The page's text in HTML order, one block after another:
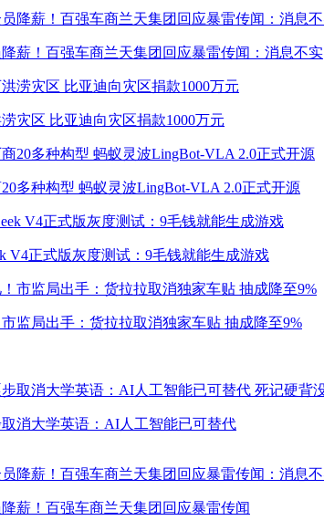
薪！百强车商兰天集团回应暴雷传闻：消息不实
灾区 比亚迪向灾区捐款1000万元
多种构型 蚂蚁灵波LingBot-VLA 2.0正式开源
V4正式版灰度测试：9毛钱就能生成游戏
监局出手：货拉拉取消独家车贴 抽成降至9%
消大学英语：AI人工智能已可替代
薪！百强车商兰天集团回应暴雷传闻